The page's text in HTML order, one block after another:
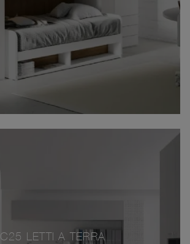
C25 LETTI A TERRA